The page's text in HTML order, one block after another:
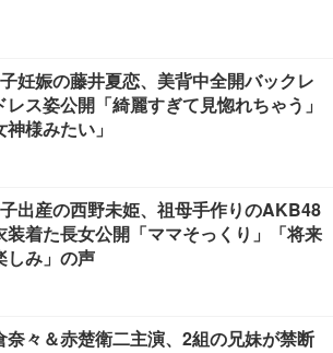
妊娠の藤井夏恋、美背中全開バックレ
レス姿公開「綺麗すぎて見惚れちゃう」
神様みたい」
出産の西野未姫、祖母手作りのAKB48
装着た長女公開「ママそっくり」「将来
しみ」の声
奈々＆赤楚衛二主演、2組の兄妹が禁断